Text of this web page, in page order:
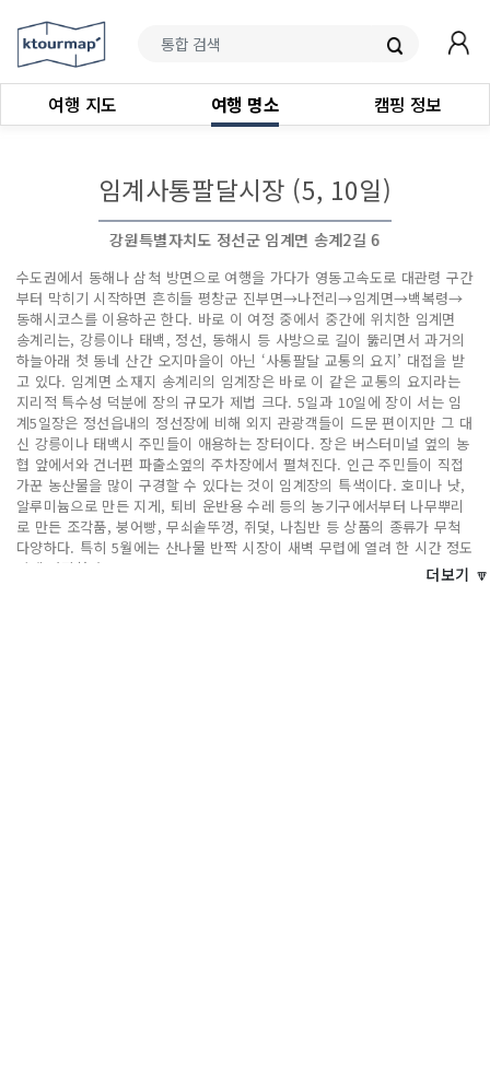
여행 지도 여행 명소 캠핑 정보
임계사통팔달시장 (5, 10일)
강원특별자치도 정선군 임계면 송계2길 6
수도권에서 동해나 삼척 방면으로 여행을 가다가 영동고속도로 대관령 구간
부터 막히기 시작하면 흔히들 평창군 진부면→나전리→임계면→백복령→
동해시코스를 이용하곤 한다. 바로 이 여정 중에서 중간에 위치한 임계면
송계리는, 강릉이나 태백, 정선, 동해시 등 사방으로 길이 뚫리면서 과거의
하늘아래 첫 동네 산간 오지마을이 아닌 ‘사통팔달 교통의 요지’ 대접을 받
고 있다. 임계면 소재지 송계리의 임계장은 바로 이 같은 교통의 요지라는
지리적 특수성 덕분에 장의 규모가 제법 크다. 5일과 10일에 장이 서는 임
계5일장은 정선읍내의 정선장에 비해 외지 관광객들이 드문 편이지만 그 대
신 강릉이나 태백시 주민들이 애용하는 장터이다. 장은 버스터미널 옆의 농
협 앞에서와 건너편 파출소옆의 주차장에서 펼쳐진다. 인근 주민들이 직접
가꾼 농산물을 많이 구경할 수 있다는 것이 임계장의 특색이다. 호미나 낫,
알루미늄으로 만든 지게, 퇴비 운반용 수레 등의 농기구에서부터 나무뿌리
로 만든 조각품, 붕어빵, 무쇠솥뚜껑, 쥐덫, 나침반 등 상품의 종류가 무척
다양하다. 특히 5월에는 산나물 반짝 시장이 새벽 무렵에 열려 한 시간 정도
안에 파장한다.
더보기 🔽